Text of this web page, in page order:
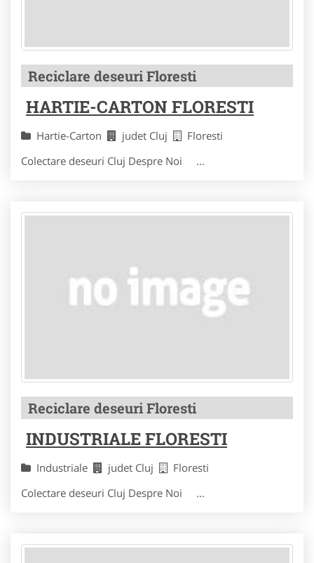
Reciclare deseuri Floresti
HARTIE-CARTON FLORESTI
Hartie-Carton judet Cluj
Floresti
Colectare deseuri Cluj Despre Noi ...
Reciclare deseuri Floresti
INDUSTRIALE FLORESTI
Industriale judet Cluj
Floresti
Colectare deseuri Cluj Despre Noi ...